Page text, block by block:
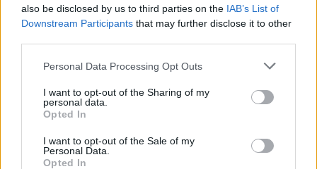
also be disclosed by us to third parties on the IAB’s List of
Downstream Participants that may further disclose it to other
Please note that this website/app uses one or more Google
not limited to your visit or usage behaviour. You may click to
grant or deny consent to Google and its third-party tags to
use your data for below specified purposes in below Google
consent section.
Personal Data Processing Opt Outs
I want to opt-out of the Sharing of my
personal data.
Opted In
I want to opt-out of the Sale of my
Personal Data.
Opted In